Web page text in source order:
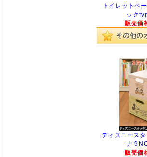
トイレットペ
ック
販売価
ディズニース
ナ
販売価